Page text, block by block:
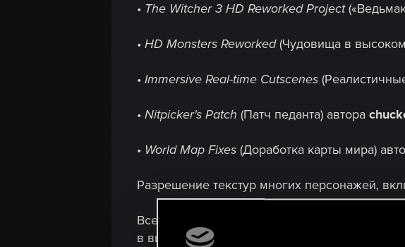
• The Witcher 3 HD Reworked Project
• HD Monsters Reworked(Чудовища в
• Immersive Real-time Cutscenes
• Nitpicker's Patch (Патч педанта) автора
• World Map Fixes (Доработка карты мира)
Разрешение текстур многих персонажей,
Все основные персонажи, включая
в видеороликах, но и в процессе игры.